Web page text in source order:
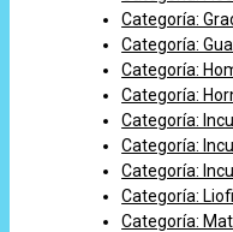
Categoría:
Categoría:
Categoría:
Categoría:
Categoría:
Categoría:
Categoría:
Categoría:
Categoría: